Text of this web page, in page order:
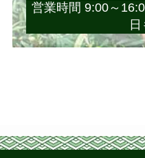
営業時間 9:00～